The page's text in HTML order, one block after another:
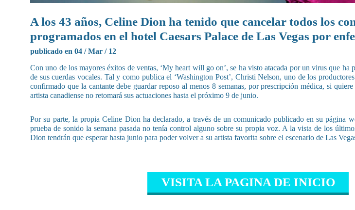
A los 43 años, Celine Dion ha tenido que cancelar todos los
programados en el hotel Caesars Palace de Las Vegas por
publicado en 04 / Mar / 12
Con uno de los mayores éxitos de ventas, ‘My heart will go on’, se ha visto atacada por un virus que ha
de sus cuerdas vocales. Tal y como publica el ‘Washington Post’, Christi Nelson, uno de los
confirmado que la cantante debe guardar reposo al menos 8 semanas, por prescripción médica, si
artista canadiense no retomará sus actuaciones hasta el próximo 9 de junio.
Por su parte, la propia Celine Dion ha declarado, a través de un comunicado publicado en su página
prueba de sonido la semana pasada no tenía control alguno sobre su propia voz. A la vista de los
Dion tendrán que esperar hasta junio para poder volver a su artista favorita sobre el escenario de Las
VISITA LA PAGINA DE INICIO